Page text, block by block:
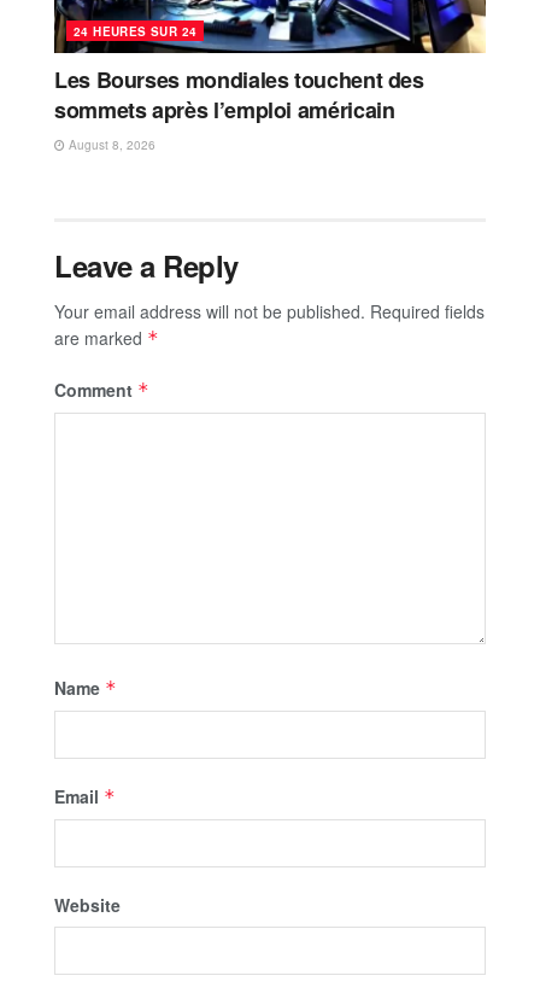
24 HEURES SUR 24
Les Bourses mondiales touchent des
sommets après l’emploi américain
August 8, 2026
Leave a Reply
Your email address will not be published. Required fields
are marked *
Comment *
Name *
Email *
Website